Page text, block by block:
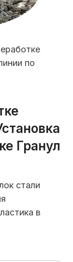
по
Гранул
стали
в